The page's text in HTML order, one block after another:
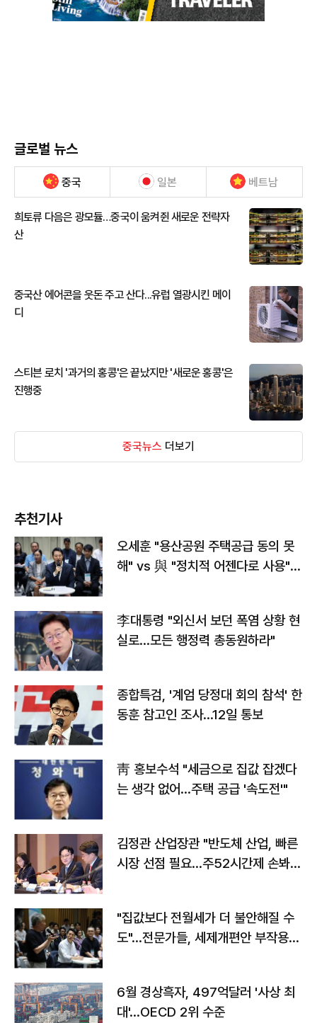
글로벌 뉴스
중국 일본 베트남
희토류 다음은 광모듈…중국이 움켜쥔 새로운 전략자
산
중국산 에어콘을 웃돈 주고 산다...유럽 열광시킨 메이
디
스티븐 로치 '과거의 홍콩'은 끝났지만 '새로운 홍콩'은
진행중
중국뉴스 더보기
추천기사
오세훈 "용산공원 주택공급 동의 못
해" vs 與 "정치적 어젠다로 사용"
李대통령 "외신서 보던 폭염 상황 현
실로…모든 행정력 총동원하라"
종합특검, '계엄 당정대 회의 참석' 한
동훈 참고인 조사...12일 통보
靑 홍보수석 "세금으로 집값 잡겠다
는 생각 없어…주택 공급 '속도전'"
김정관 산업장관 "반도체 산업, 빠른
시장 선점 필요…주52시간제 손봐
"집값보다 전월세가 더 불안해질 수
도"…전문가들, 세제개편안 부작용
6월 경상흑자, 497억달러 '사상 최
대'…OECD 2위 수준